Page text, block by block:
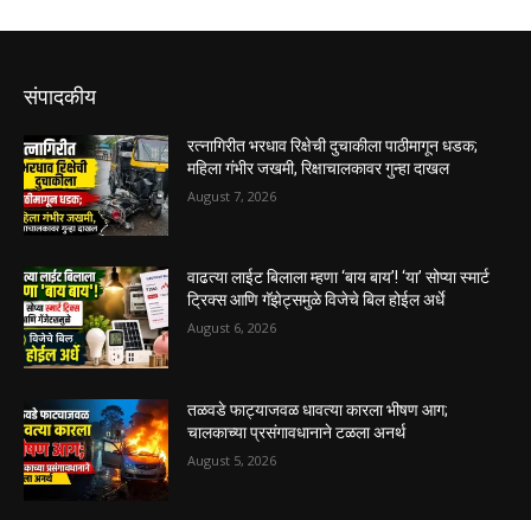
संपादकीय
रत्नागिरीत भरधाव रिक्षेची दुचाकीला पाठीमागून धडक;
महिला गंभीर जखमी, रिक्षाचालकावर गुन्हा दाखल
August 7, 2026
वाढत्या लाईट बिलाला म्हणा ‘बाय बाय’! ‘या’ सोप्या स्मार्ट
ट्रिक्स आणि गॅझेट्समुळे विजेचे बिल होईल अर्धे
August 6, 2026
तळवडे फाट्याजवळ धावत्या कारला भीषण आग;
चालकाच्या प्रसंगावधानाने टळला अनर्थ
August 5, 2026